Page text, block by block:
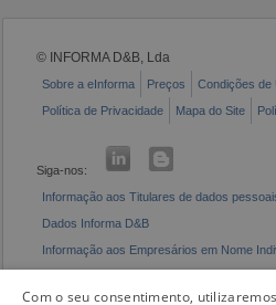
© INFORMA D&B, Lda
Sobre a eInforma Preços Condições de
Política de Privacidade
Mapa do Site
Siga-nos:
Informação aos Titulares de dados
Dados Informa D&B
Informação aos Empresários em Nome
Com o seu consentimento,